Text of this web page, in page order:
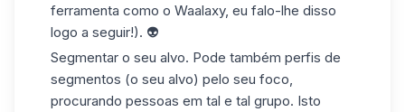
ferramenta como o Waalaxy, eu falo-lhe disso
logo a seguir!). 👽
Segmentar o seu alvo. Pode também perfis de
segmentos (o seu alvo) pelo seu foco
procurando pessoas em tal e tal grupo. Isto